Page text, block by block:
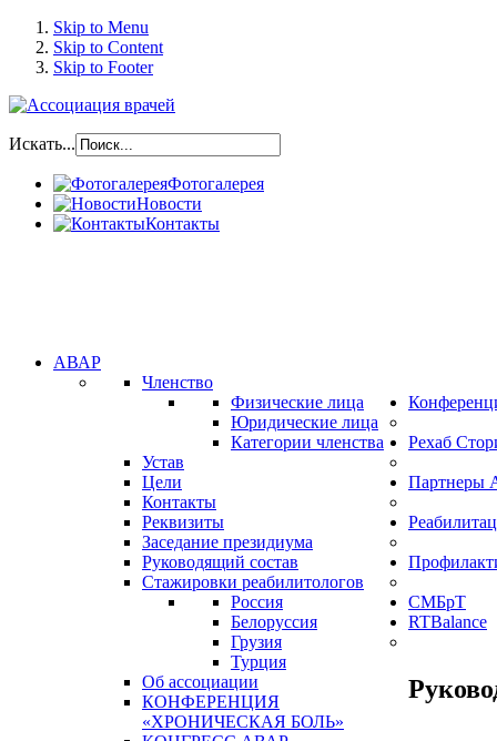
Skip to Menu
Skip to Content
Skip to Footer
Искать...
Фотогалерея
Новости
Контакты
АВАР
Членство
Физические лица
Юридические лица
Категории членства
Устав
Цели
Контакты
Реквизиты
Заседание президиума
Руководящий состав
Стажировки реабилитологов
Россия
Белоруссия
Грузия
Турция
Об ассоциации
КОНФЕРЕНЦИЯ
«ХРОНИЧЕСКАЯ БОЛЬ»
Рехаб
Партнеры
СМБрТ
RTBalance